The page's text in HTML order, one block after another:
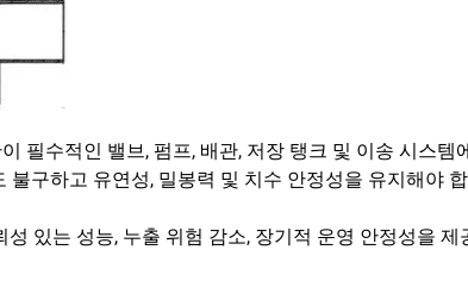
필수적인 밸브, 펌프, 배관, 저장 탱크 및 이송 시스템
구하고 유연성, 밀봉력 및 치수 안정성을 유지해야
있는 성능, 누출 위험 감소, 장기적 운영 안정성을 제